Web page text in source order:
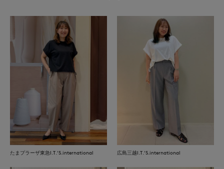
たまプラーザ東急I.T.'S.international 広島三越I.T.'S.international